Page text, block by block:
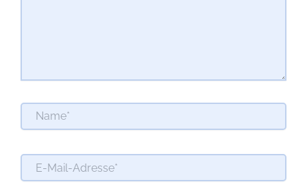
Name*
E-
Mail-
Adresse*